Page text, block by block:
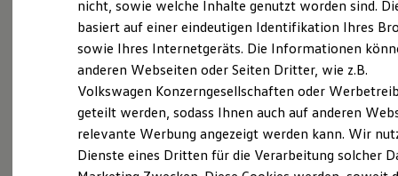
Nachhaltigkeit
Technologie
Kosten und Kauf
Verbrauchskosten
Kaufoptionen
E-Auto-Förderung
Software und Konnektivität
Die ID. Software 6
ID. Software Versionen und Updates
Digitale Extras
Schnittstellen zu Ihrem ID.
Servicetermin buchen
Serviceanfrage stellen
nicht, sowie welche Inhalte genutzt worden sind.
basiert auf einer eindeutigen Identifikation Ihres
sowie Ihres Internetgeräts. Die Informationen
anderen Webseiten oder Seiten Dritter, wie z.B.
Volkswagen Konzerngesellschaften oder
geteilt werden, sodass Ihnen auch auf anderen
relevante Werbung angezeigt werden kann. Wir
Dienste eines Dritten für die Verarbeitung solcher